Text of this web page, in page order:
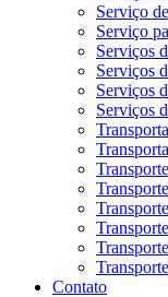
Serviço
Serviço
Serviços
Serviços
Serviços
Serviços
Contato